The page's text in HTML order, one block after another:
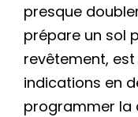
presque
prépare un sol
revêtement,
indications en
programmer la